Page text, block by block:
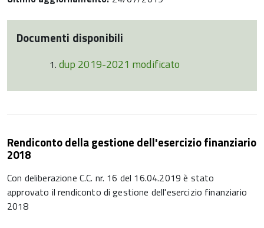
Documenti disponibili
dup 2019-2021 modificato
Rendiconto della gestione dell'esercizio finanziario
2018
Con deliberazione C.C. nr. 16 del 16.04.2019 è stato
approvato il rendiconto di gestione dell'esercizio finanziario
2018